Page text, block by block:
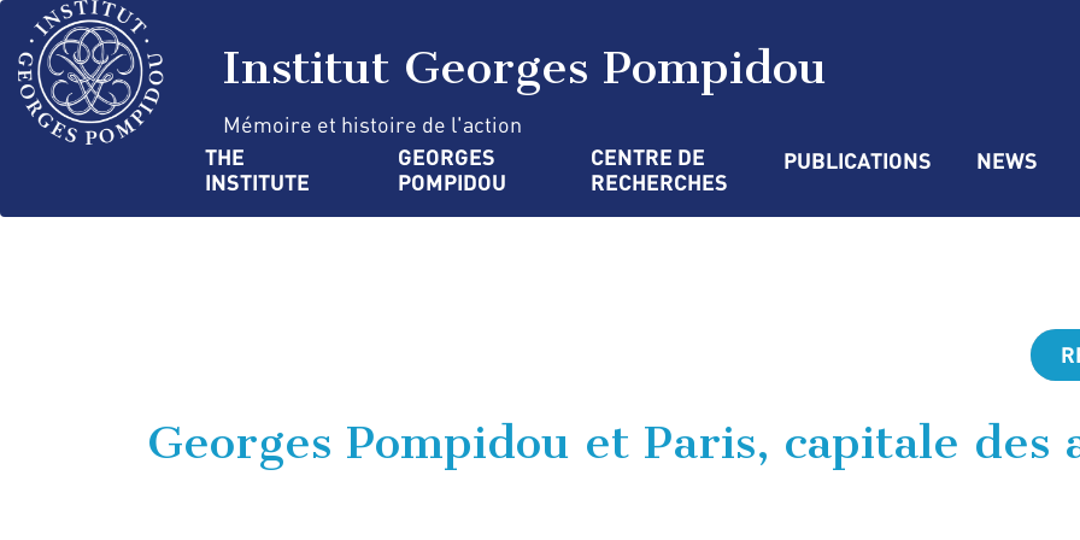
Skip
main
content
Institut Georges Pompidou
Mémoire et histoire de l'action
Navigation
principale
THE
INSTITUTE
GEORGES
POMPIDOU
CENTRE DE
RECHERCHES
PUBLICATIONS NEWS
Georges Pompidou et Paris, capitale des
Cookies management panel